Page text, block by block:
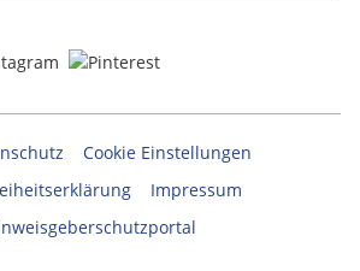
Cookie Einstellungen
Impressum